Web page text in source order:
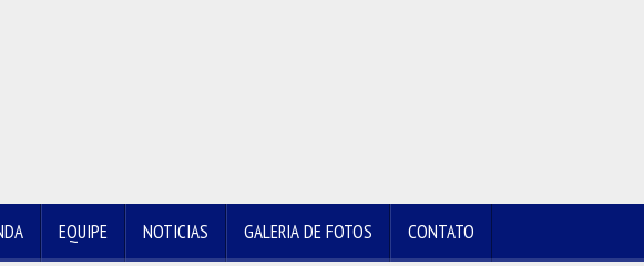
EQUIPE NOTICIAS GALERIA DE FOTOS CONTATO